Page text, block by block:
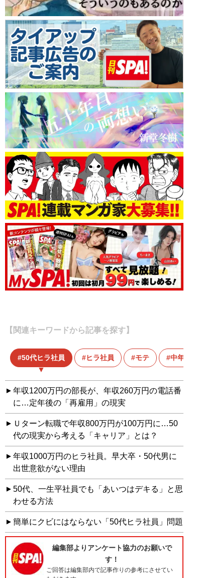
【関連キーワードから記事を探す】
50代ヒラ社員 ヒラ社員 モテ 中年
年収1200万円の部長が、年収260万円の電話番
に…定年後の「再雇用」の現実
Ｕターン転職で年収800万円が100万円に…50
代の現実から考える「キャリア」とは？
年収1000万円のヒラ社員。早大卒・50代男に
出世意欲がない理由
50代、一生平社員でも「あいつはデキる」と思
わせる方法
簡単にクビにはならない「50代ヒラ社員」問題